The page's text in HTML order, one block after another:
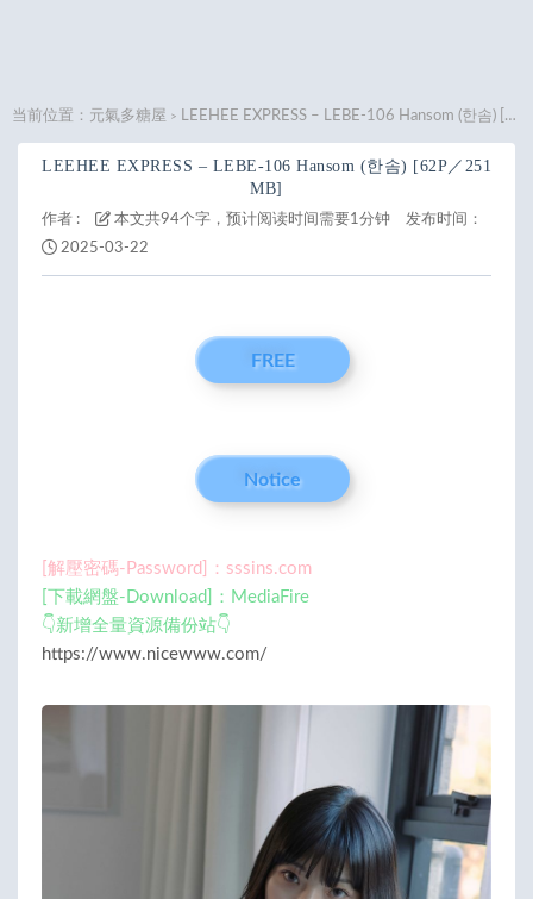
当前位置： 元氣多糖屋 > LEEHEE EXPRESS – LEBE-106 Hansom (한솜) [62P／251MB]
LEEHEE EXPRESS – LEBE-106 Hansom (한솜) [62P／251
MB]
作者 : 本文共94个字，预计阅读时间需要1分钟
发布时间：
2025-03-22
FREE
Notice
[解壓密碼-Password]：sssins.com
[下載網盤-Download]：MediaFire
👇新增全量資源備份站👇
https://www.nicewww.com/